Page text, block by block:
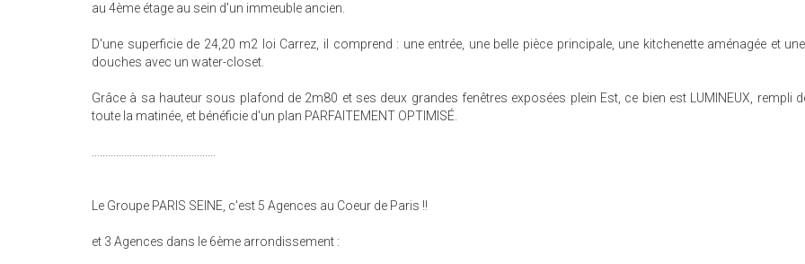
au 4ème étage au sein d'un immeuble ancien.
D'une superficie de 24,20 m2 loi Carrez, il comprend : une entrée, une belle pièce principale, une kitchenette aménagée et
douches avec un water-closet.
Grâce à sa hauteur sous plafond de 2m80 et ses deux grandes fenêtres exposées plein Est, ce bien est LUMINEUX, rempli
toute la matinée, et bénéficie d'un plan PARFAITEMENT OPTIMISÉ.
..............................................
Le Groupe PARIS SEINE, c'est 5 Agences au Coeur de Paris !!
et 3 Agences dans le 6ème arrondissement :